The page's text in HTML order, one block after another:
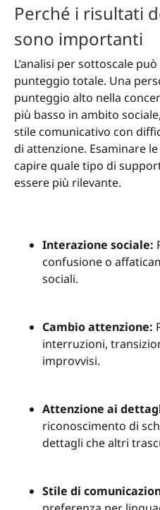
Perché i risultati
sono importanti
L’analisi per sottoscale
punteggio totale. Una
punteggio alto nella
più basso in ambito
stile comunicativo con
di attenzione. Esaminare
capire quale tipo di
essere più rilevante.
Interazione sociale:
confusione o
sociali.
Cambio attenzione:
interruzioni,
improvvisi.
Attenzione ai
riconoscimento di
dettagli che altri
Stile di